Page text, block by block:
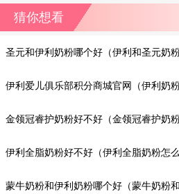
猜你想看
圣元和伊利奶粉哪个好（伊利和圣元奶粉
伊利爱儿俱乐部积分商城官网（伊利奶
金领冠睿护奶粉好不好（金领冠睿护奶
伊利全脂奶粉好不好（伊利全脂奶粉怎
蒙牛奶粉和伊利奶粉哪个好（蒙牛奶粉